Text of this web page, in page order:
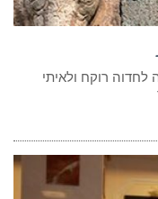
רוקח ולאיתי